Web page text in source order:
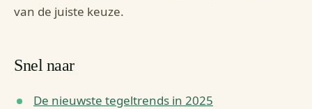
van de juiste keuze.
Snel naar
De nieuwste tegeltrends in 2025